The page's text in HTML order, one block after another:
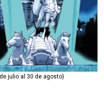
julio al 30 de agosto)